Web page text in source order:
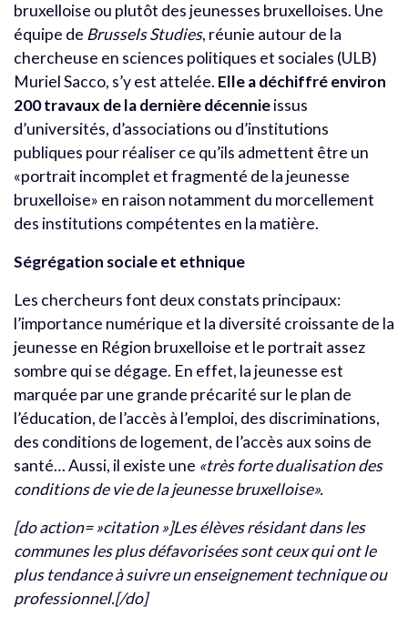
bruxelloise ou plutôt des jeunesses bruxelloises. Une
équipe de Brussels Studies, réunie autour de la
chercheuse en sciences politiques et sociales (ULB)
Muriel Sacco, s’y est attelée. Elle a déchiffré environ
200 travaux de la dernière décennieissus
d’universités, d’associations ou d’institutions
publiques pour réaliser ce qu’ils admettent être un
«portrait incomplet et fragmenté de la jeunesse
bruxelloise» en raison notamment du morcellement
des institutions compétentes en la matière.
Ségrégation sociale et ethnique
Les chercheurs font deux constats principaux:
l’importance numérique et la diversité croissante de la
jeunesse en Région bruxelloise et le portrait assez
sombre qui se dégage. En effet, la jeunesse est
marquée par une grande précarité sur le plan de
l’éducation, de l’accès à l’emploi, des discriminations,
des conditions de logement, de l’accès aux soins de
santé… Aussi, il existe une «très forte dualisation des
conditions de vie de la jeunesse bruxelloise».
[do action= »citation »]Les élèves résidant dans les
communes les plus défavorisées sont ceux qui ont le
plus tendance à suivre un enseignement technique ou
professionnel.[/do]